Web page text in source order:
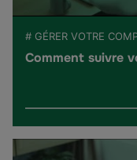
# GÉRER VOTRE
Comment suivre